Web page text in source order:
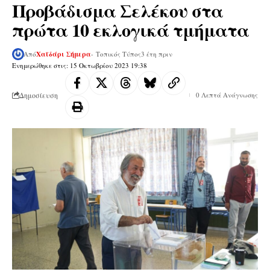
Προβάδισμα Σελέκου στα
πρώτα 10 εκλογικά τμήματα
Ενημερώθηκε στις: 15 Οκτωβρίου 2023 19:38
ΑπόΧαϊδάρι Σήμερα- Τοπικός Τύπος3 έτη πριν
Δημοσίευση 0 Λεπτά Ανάγνωσης